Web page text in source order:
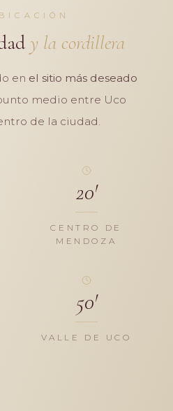
y la cordillera
en el sitio más deseado
medio entre Uco
de la ciudad.
20'
CENTRO DE
MENDOZA
50'
VALLE DE UCO